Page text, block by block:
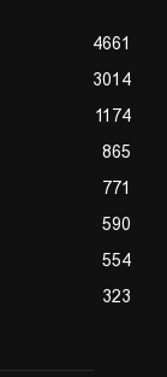
4661
3014
1174
865
771
590
554
323